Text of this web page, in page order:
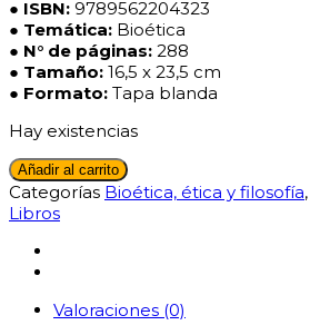
● ISBN: 9789562204323
● Temática: Bioética
● N° de páginas: 288
● Tamaño: 16,5 x 23,5 cm
● Formato: Tapa blanda
Hay existencias
EL
FINAL
DE
VIDA
cantidad
Añadir al carrito
Categorías Bioética, ética y filosofía,
Libros
Valoraciones (0)